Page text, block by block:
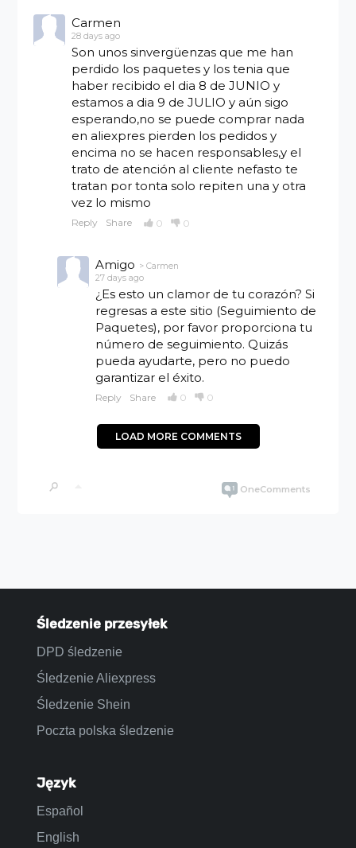
Śledzenie przesyłek
DPD śledzenie
Śledzenie Aliexpress
Śledzenie Shein
Poczta polska śledzenie
Język
Español
English